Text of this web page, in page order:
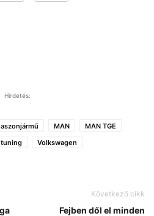
Hirdetés:
MAN
MAN TGE
tuning
Volkswagen
Következő cikk
Fejben dől el minden